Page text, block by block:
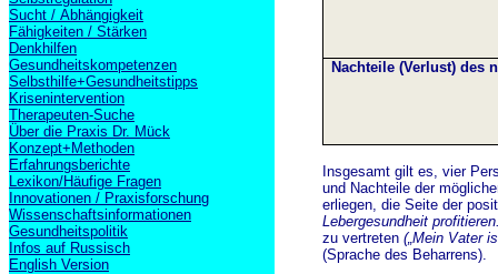
Sucht / Abhängigkeit
Fähigkeiten / Stärken
Denkhilfen
Gesundheitskompetenzen
Selbsthilfe+Gesundheitstipps
Krisenintervention
Therapeuten-Suche
Über die Praxis Dr. Mück
Konzept+Methoden
Erfahrungsberichte
Lexikon/Häufige Fragen
Innovationen / Praxisforschung
Wissenschaftsinformationen
Gesundheitspolitik
Infos auf Russisch
English Version
Nachteile (Verlust) des
Insgesamt gilt es, vier
und Nachteile der
erliegen, die Seite der
Lebergesundheit
zu vertreten („Mein Vater
(Sprache des Beharrens).